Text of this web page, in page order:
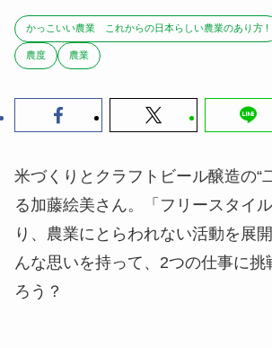
かっこいい農業 これからの日本らしい農業のあり方 !
農度 農業
米づくりとクラフトビール醸造の“
る加藤絵美さん。「フリースタイ
り、農業にとらわれない活動を展
んな思いを持って、2つの仕事に挑
ろう？